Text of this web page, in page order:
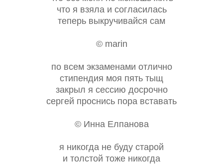
что я взяла и согласилась
теперь выкручивайся сам
© marin
по всем экзаменами отлично
стипендия моя пять тыщ
закрыл я сессию досрочно
сергей проснись пора вставать
© Инна Елпанова
я никогда не буду старой
и толстой тоже никогда